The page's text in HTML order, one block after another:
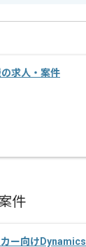
求人・案件
件
ー向け